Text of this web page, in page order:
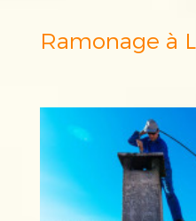
Ramonage à